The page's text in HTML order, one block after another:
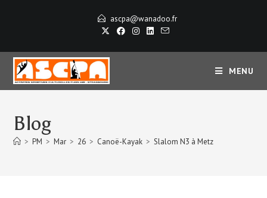
ascpa@wanadoo.fr
MENU
Blog
> PM > Mar > 26 > Canoë-Kayak > Slalom N3 à Metz